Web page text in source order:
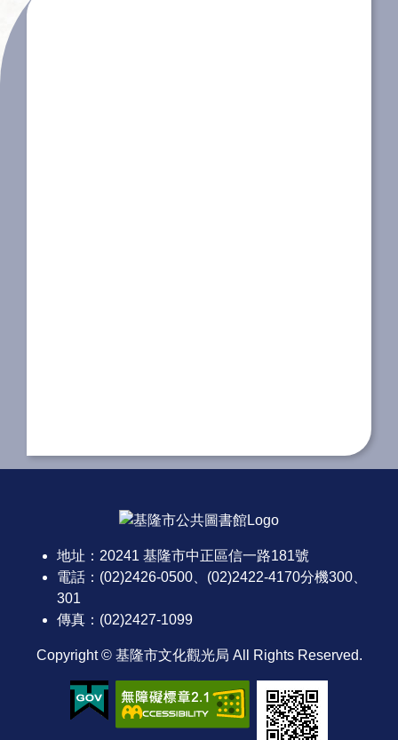
地址：20241 基隆市中正區信一路181號
電話：(02)2426-0500、(02)2422-4170分機300、
301
傳真：(02)2427-1099
Copyright © 基隆市文化觀光局 All Rights Reserved.